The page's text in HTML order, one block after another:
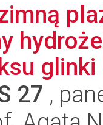
glinki
27 ,